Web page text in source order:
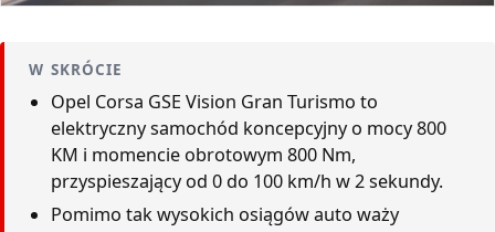
W SKRÓCIE
Opel Corsa GSE Vision Gran Turismo to
elektryczny samochód koncepcyjny o mocy 800
KM i momencie obrotowym 800 Nm,
przyspieszający od 0 do 100 km/h w 2 sekundy.
Pomimo tak wysokich osiągów auto waży